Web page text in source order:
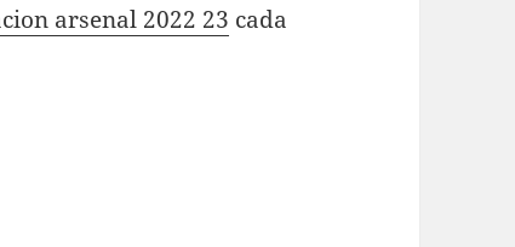
arsenal 2022 23 cada